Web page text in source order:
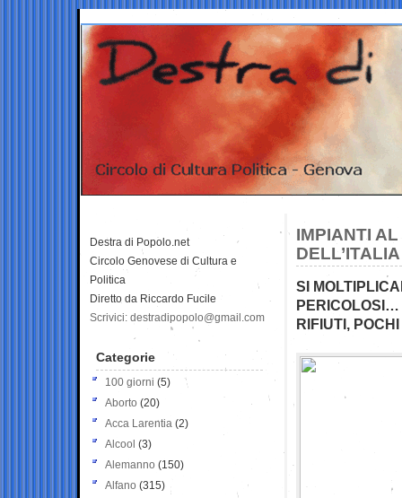
IMPIANTI
SI
PERICOLOSI…
RIFIUTI,
Destra di Popolo.net
Circolo Genovese di Cultura e
Politica
Diretto da Riccardo Fucile
Scrivici: destradipopolo@gmail.com
Categorie
100 giorni (5)
Aborto (20)
Acca Larentia (2)
Alcool (3)
Alemanno (150)
Alfano (315)